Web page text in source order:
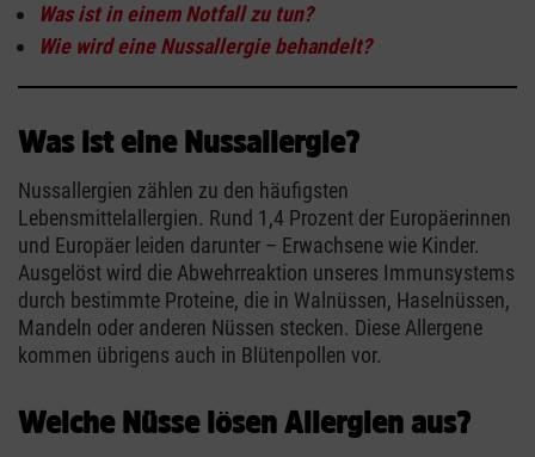
Was ist in einem Notfall zu tun?
Wie wird eine Nussallergie behandelt?
Was ist eine Nussallergie?
Nussallergien zählen zu den häufigsten
Lebensmittelallergien. Rund 1,4 Prozent der Europäerinnen
und Europäer leiden darunter – Erwachsene wie Kinder.
Ausgelöst wird die Abwehrreaktion unseres Immunsystems
durch bestimmte Proteine, die in Walnüssen, Haselnüssen,
Mandeln oder anderen Nüssen stecken. Diese Allergene
kommen übrigens auch in Blütenpollen vor.
Welche Nüsse lösen Allergien aus?